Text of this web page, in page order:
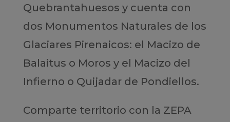
Quebrantahuesos y cuenta con
dos Monumentos Naturales de los
Glaciares Pirenaicos: el Macizo de
Balaitus o Moros y el Macizo del
Infierno o Quijadar de Pondiellos.
Comparte territorio con la ZEPA